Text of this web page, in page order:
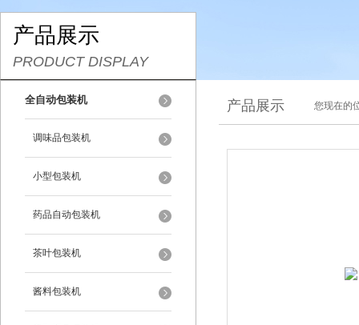
产品展示
PRODUCT DISPLAY
全自动包装机
调味品包装机
小型包装机
药品自动包装机
茶叶包装机
酱料包装机
产品展示 您现在的